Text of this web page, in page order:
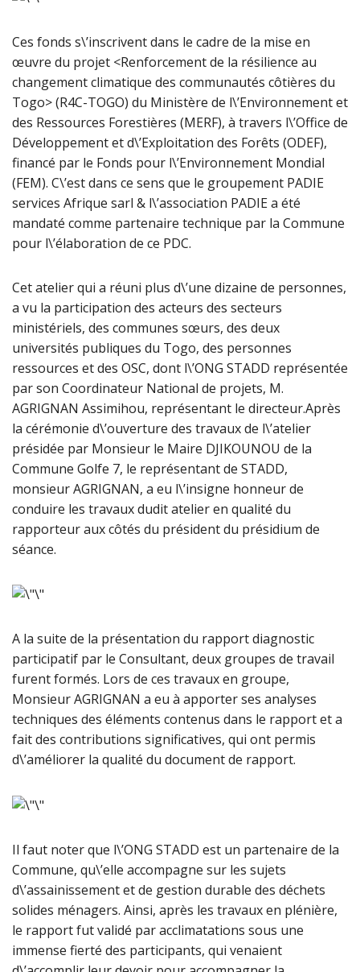
Ces fonds s\’inscrivent dans le cadre de la mise en
œuvre du projet <Renforcement de la résilience au
changement climatique des communautés côtières du
Togo> (R4C-TOGO) du Ministère de l\’Environnement et
des Ressources Forestières (MERF), à travers l\’Office de
Développement et d\’Exploitation des Forêts (ODEF),
financé par le Fonds pour l\’Environnement Mondial
(FEM). C\’est dans ce sens que le groupement PADIE
services Afrique sarl & l\’association PADIE a été
mandaté comme partenaire technique par la Commune
pour l\’élaboration de ce PDC.
Cet atelier qui a réuni plus d\’une dizaine de personnes,
a vu la participation des acteurs des secteurs
ministériels, des communes sœurs, des deux
universités publiques du Togo, des personnes
ressources et des OSC, dont l\’ONG STADD représentée
par son Coordinateur National de projets, M.
AGRIGNAN Assimihou, représentant le directeur.Après
la cérémonie d\’ouverture des travaux de l\’atelier
présidée par Monsieur le Maire DJIKOUNOU de la
Commune Golfe 7, le représentant de STADD,
monsieur AGRIGNAN, a eu l\’insigne honneur de
conduire les travaux dudit atelier en qualité du
rapporteur aux côtés du président du présidium de
séance.
A la suite de la présentation du rapport diagnostic
participatif par le Consultant, deux groupes de travail
furent formés. Lors de ces travaux en groupe,
Monsieur AGRIGNAN a eu à apporter ses analyses
techniques des éléments contenus dans le rapport et a
fait des contributions significatives, qui ont permis
d\’améliorer la qualité du document de rapport.
Il faut noter que l\’ONG STADD est un partenaire de la
Commune, qu\’elle accompagne sur les sujets
d\’assainissement et de gestion durable des déchets
solides ménagers. Ainsi, après les travaux en plénière,
le rapport fut validé par acclimatations sous une
immense fierté des participants, qui venaient